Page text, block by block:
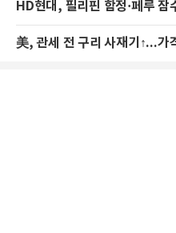
HD현대, 필리핀 함정·페루 잠
美, 관세 전 구리 사재기↑...가